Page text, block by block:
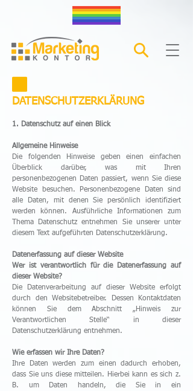
DATENSCHUTZERKLÄRUNG
1. Datenschutz auf einen Blick
Allgemeine Hinweise
Die folgenden Hinweise geben einen einfachen
Überblick darüber, was mit Ihren
personenbezogenen Daten passiert, wenn Sie diese
Website besuchen. Personenbezogene Daten sind
alle Daten, mit denen Sie persönlich identifiziert
werden können. Ausführliche Informationen zum
Thema Datenschutz entnehmen Sie unserer unter
diesem Text aufgeführten Datenschutzerklärung.
Datenerfassung auf dieser Website
Wer ist verantwortlich für die Datenerfassung auf
dieser Website?
Die Datenverarbeitung auf dieser Website erfolgt
durch den Websitebetreiber. Dessen Kontaktdaten
können Sie dem Abschnitt „Hinweis zur
Verantwortlichen Stelle“ in dieser
Datenschutzerklärung entnehmen.
Wie erfassen wir Ihre Daten?
Ihre Daten werden zum einen dadurch erhoben,
dass Sie uns diese mitteilen. Hierbei kann es sich z.
B. um Daten handeln, die Sie in ein